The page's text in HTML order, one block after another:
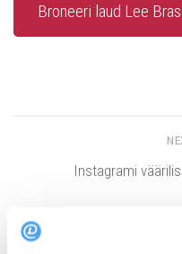
Broneeri laud Lee
Instagrami
TOP 10: